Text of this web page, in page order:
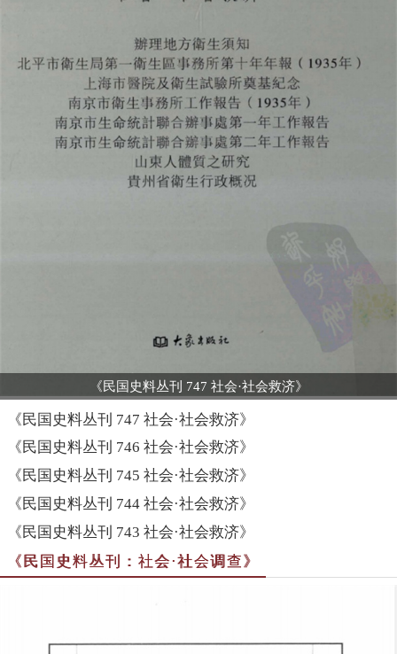
《民国史料丛刊 747 社会·社会救济》
《民国史料丛刊 747 社会·社会救济》
《民国史料丛刊 746 社会·社会救济》
《民国史料丛刊 745 社会·社会救济》
《民国史料丛刊 744 社会·社会救济》
《民国史料丛刊 743 社会·社会救济》
《民国史料丛刊：社会·社会调查》